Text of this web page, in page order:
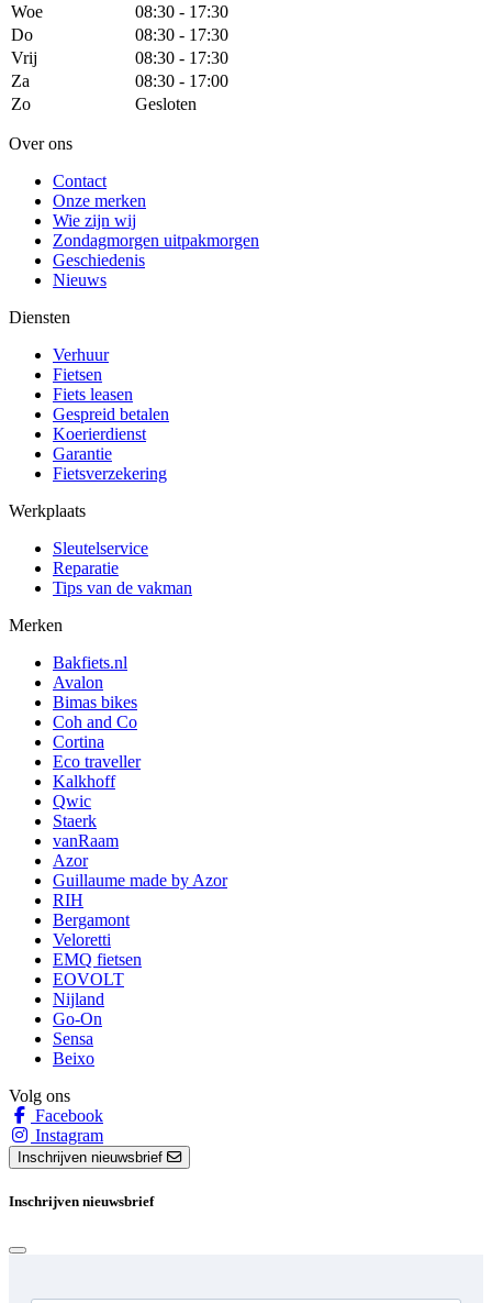
Woe
08:30 - 17:30
Do
08:30 - 17:30
Vrij
08:30 - 17:30
Za
08:30 - 17:00
Zo
Gesloten
Over ons
Contact
Onze merken
Wie zijn wij
Zondagmorgen uitpakmorgen
Geschiedenis
Nieuws
Diensten
Verhuur
Fietsen
Fiets leasen
Gespreid betalen
Koerierdienst
Garantie
Fietsverzekering
Werkplaats
Sleutelservice
Reparatie
Tips van de vakman
Merken
Bakfiets.nl
Avalon
Bimas bikes
Coh and Co
Cortina
Eco traveller
Kalkhoff
Qwic
Staerk
vanRaam
Azor
Guillaume made by Azor
RIH
Bergamont
Veloretti
EMQ fietsen
EOVOLT
Nijland
Go-On
Sensa
Beixo
Volg ons
Facebook
Instagram
Inschrijven nieuwsbrief
Inschrijven nieuwsbrief